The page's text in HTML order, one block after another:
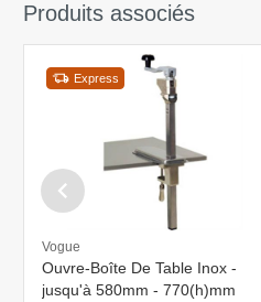
Produits associés
Express
Vogue
Ouvre-Boîte De Table Inox -
jusqu'à 580mm - 770(h)mm